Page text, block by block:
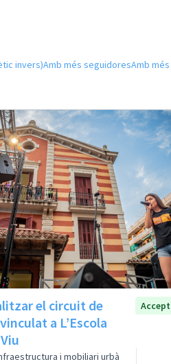
invers)Amb més seguidoresAmb
el circuit de
a L’Escola
i mobiliari urbà